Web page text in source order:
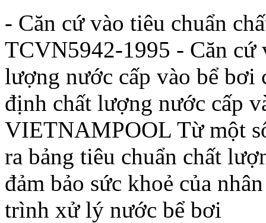
- Căn cứ vào tiêu chuẩn
TCVN5942-1995 - Căn cứ
lượng nước cấp vào bể bơi
định chất lượng nước cấp
VIETNAMPOOL Từ một
ra bảng tiêu chuẩn chất
đảm bảo sức khoẻ của
trình xử lý nước bể bơi